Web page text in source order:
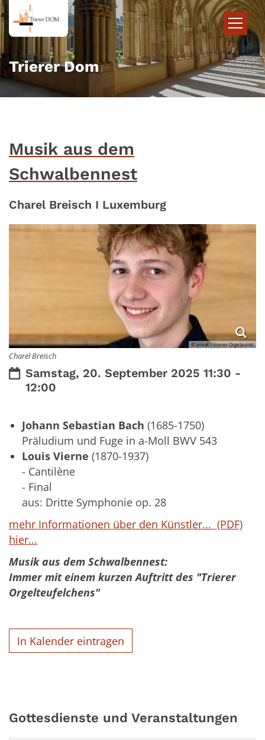
Zum Inhalt springen
Trierer Dom
Musik aus dem
Schwalbennest
Charel Breisch I Luxemburg
© privat - Trierer Orgelpunkt
Charel Breisch
Datum:
Samstag, 20. September 2025 11:30 -
12:00
Johann Sebastian Bach (1685-1750)
Präludium und Fuge in a-Moll BWV 543
Louis Vierne (1870-1937)
- Cantilène
- Final
aus: Dritte Symphonie op. 28
mehr Informationen über den Künstler... (PDF)
hier...
Musik aus dem Schwalbennest:
Immer mit einem kurzen Auftritt des "Trierer
Orgelteufelchens"
In Kalender eintragen
Gottesdienste und Veranstaltungen